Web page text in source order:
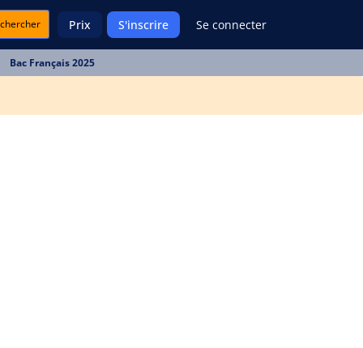
Prix S'inscrire Se connecter
Bac Français 2025